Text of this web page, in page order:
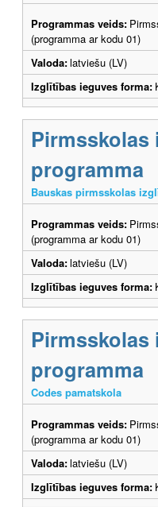
Programmas veids:
(programma ar kodu 01)
Valoda:latviešu (LV)
Izglītības ieguves forma:
programma
Bauskas pirmsskolas
Programmas veids:
(programma ar kodu 01)
Valoda:latviešu (LV)
Izglītības ieguves forma:
programma
Codes pamatskola
Programmas veids:
(programma ar kodu 01)
Valoda:latviešu (LV)
Izglītības ieguves forma: